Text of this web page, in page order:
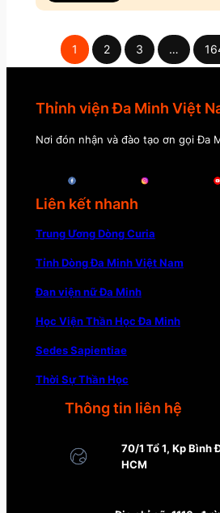
1 2 3 …
Thỉnh viện Đa Minh Việt
Nơi đón nhận và đào tạo ơn gọi Đa
Liên kết nhanh
Trung Ương Dòng Curia
Tỉnh Dòng Đa Minh Việt Nam
Đan viện nữ Đa Minh
Học Viện Thần Học Đa Minh
Sedes Sapientiae
Thời Sự Thần Học
Thông tin liên hệ
70/1 Tổ 1, Kp Bình
HCM